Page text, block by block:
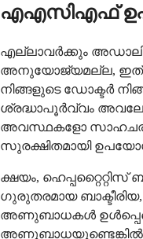
എഎസിഎഫ്
എല്ലാവർക്കും
അനുയോജ്യമല്ല, ഇത്
നിങ്ങളുടെ ഡോക്ടർ
ശ്രദ്ധാപൂർവ്വം
അവസ്ഥകളോ
സുരക്ഷിതമായി
ക്ഷയം, ഹെപ്പറ്റൈറ്റിസ്
ഗുരുതരമായ
അണുബാധകൾ
അണുബാധയുണ്ടെങ്കിൽ